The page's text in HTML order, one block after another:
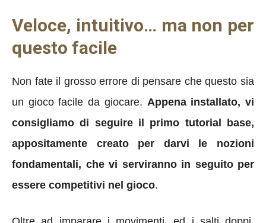
Veloce, intuitivo… ma non per
questo facile
Non fate il grosso errore di pensare che questo sia
un gioco facile da giocare. Appena installato, vi
consigliamo di seguire il primo tutorial base,
appositamente creato per darvi le nozioni
fondamentali, che vi serviranno in seguito per
essere competitivi nel gioco.